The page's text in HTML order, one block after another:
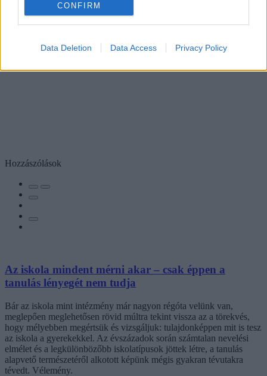
CONFIRM
Data Deletion Data Access Privacy Policy
Hozzászólások
Az iskola mindent mérni akar – csak éppen a
tanulás lényegét nem tudja
Bár az iskola mint intézmény már nagyon régóta velünk van,
meglepően meglehetősen rövid múltra tekint vissza az a törekvés,
hogy mélyebben megértsük és vizsgáljuk: tulajdonképpen mit is tesz
az iskola a gyerekekkel. Az évszázadok során számtalan nevelési
elmélet és a legkülönbözőbb iskolatípusok jöttek létre, a tanulás
alapvető természetéről alkotott képünk mégis gyakran tévutakra
tévedt. Vélemény.